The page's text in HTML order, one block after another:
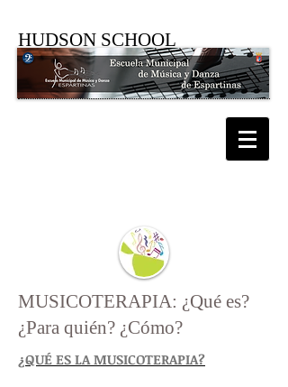
HUDSON SCHOOL
MUSICOTERAPIA: ¿Qué es?
¿Para quién? ¿Cómo?
¿QUÉ ES LA MUSICOTERAPIA?